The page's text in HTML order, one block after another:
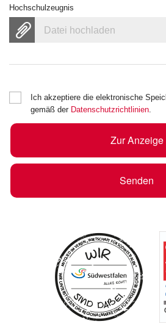
Hochschulzeugnis
Datei hochladen
Ich akzeptiere die elektronische
gemäß der Datenschutzrichtlinien.
Zur Anzeige
Senden